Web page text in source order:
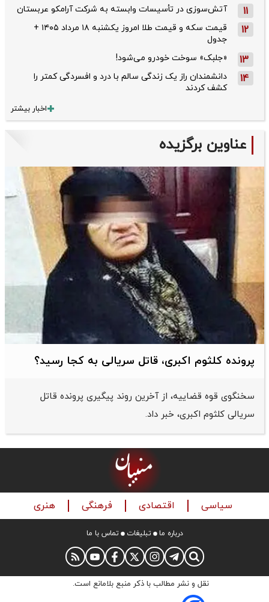
11 آتش‌سوزی در تأسیسات وابسته به شرکت آرامکو عربستان
12
قیمت سکه و قیمت طلا امروز یکشنبه ۱۸ مرداد ۱۴۰۵ +
جدول
13 «جلبک» سوخت خودرو می‌شود!
14
دانشمندان راز یک زندگی سالم با درد و افسردگی کمتر را
کشف کردند
اخبار بیشتر
عناوین برگزیده
پرونده کلثوم اکبری، قاتل سریالی به کجا رسید؟
سخنگوی قوه قضاییه، از آخرین روند پیگیری پرونده قاتل
سریالی کلثوم اکبری، خبر داد.
سیاسی اقتصادی فرهنگی هنری
درباره ما تبلیغات تماس با ما
نقل و نشر مطالب با ذکر منبع بلامانع است.